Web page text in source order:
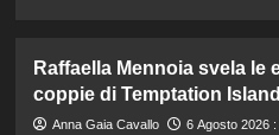
Raffaella Mennoia svela le
coppie di Temptation Island
Anna Gaia Cavallo 6 Agosto 2026 :